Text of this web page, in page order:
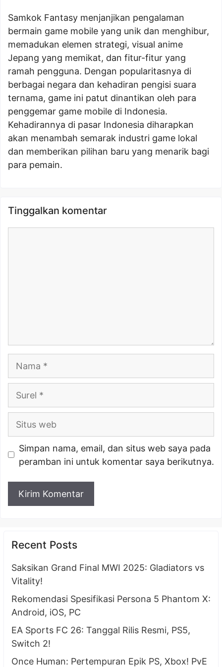
Samkok Fantasy menjanjikan pengalaman
bermain game mobile yang unik dan menghibur,
memadukan elemen strategi, visual anime
Jepang yang memikat, dan fitur-fitur yang
ramah pengguna. Dengan popularitasnya di
berbagai negara dan kehadiran pengisi suara
ternama, game ini patut dinantikan oleh para
penggemar game mobile di Indonesia.
Kehadirannya di pasar Indonesia diharapkan
akan menambah semarak industri game lokal
dan memberikan pilihan baru yang menarik bagi
para pemain.
Tinggalkan komentar
Surel
Situs
Simpan nama, email, dan situs web saya pada
peramban ini untuk komentar saya berikutnya.
Recent Posts
Saksikan Grand Final MWI 2025: Gladiators vs
Vitality!
Rekomendasi Spesifikasi Persona 5 Phantom X:
Android, iOS, PC
EA Sports FC 26: Tanggal Rilis Resmi, PS5,
Switch 2!
Once Human: Pertempuran Epik PS, Xbox! PvE